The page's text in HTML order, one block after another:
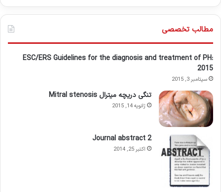
مطالب تخصصی
ESC/ERS Guidelines for the diagnosis and treatment of PH:
2015
سپتامبر 3, 2015
تنگی دریچه میترال Mitral stenosis
ژانویه 14, 2015
Journal abstract 2
اکتبر 25, 2014